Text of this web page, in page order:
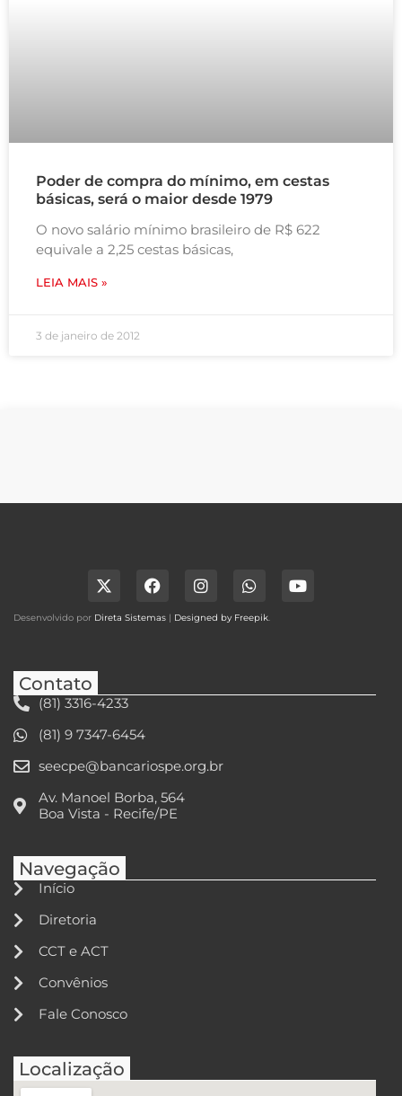
Poder de compra do mínimo, em cestas
básicas, será o maior desde 1979
O novo salário mínimo brasileiro de R$ 622
equivale a 2,25 cestas básicas,
LEIA MAIS »
3 de janeiro de 2012
Desenvolvido por Direta Sistemas | Designed by Freepik.
Contato
(81) 3316-4233
(81) 9 7347-6454
seecpe@bancariospe.org.br
Av. Manoel Borba, 564
Boa Vista - Recife/PE
Navegação
Início
Diretoria
CCT e ACT
Convênios
Fale Conosco
Localização